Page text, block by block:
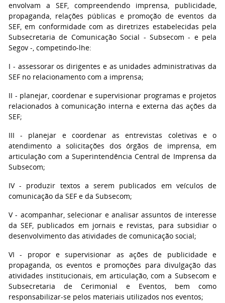
envolvam a SEF, compreendendo imprensa, publicidade,
propaganda, relações públicas e promoção de eventos da
SEF, em conformidade com as diretrizes estabelecidas pela
Subsecretaria de Comunicação Social - Subsecom - e pela
Segov -, competindo-lhe:
I - assessorar os dirigentes e as unidades administrativas da
SEF no relacionamento com a imprensa;
II - planejar, coordenar e supervisionar programas e projetos
relacionados à comunicação interna e externa das ações da
SEF;
III - planejar e coordenar as entrevistas coletivas e o
atendimento a solicitações dos órgãos de imprensa, em
articulação com a Superintendência Central de Imprensa da
Subsecom;
IV - produzir textos a serem publicados em veículos de
comunicação da SEF e da Subsecom;
V - acompanhar, selecionar e analisar assuntos de interesse
da SEF, publicados em jornais e revistas, para subsidiar o
desenvolvimento das atividades de comunicação social;
VI - propor e supervisionar as ações de publicidade e
propaganda, os eventos e promoções para divulgação das
atividades institucionais, em articulação, com a Subsecom e
Subsecretaria de Cerimonial e Eventos, bem como
responsabilizar-se pelos materiais utilizados nos eventos;